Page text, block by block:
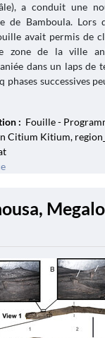
a conduit une
Bamboula. Lors
avait permis de
zone de la ville
dans un laps de
phases successives
: Fouille -
Citium Kitium,